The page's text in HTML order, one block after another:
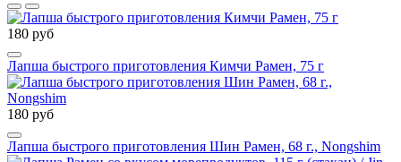
180 руб
Лапша быстрого приготовления Кимчи Рамен, 75 г
180 руб
Лапша быстрого приготовления Шин Рамен, 68 г., Nongshim